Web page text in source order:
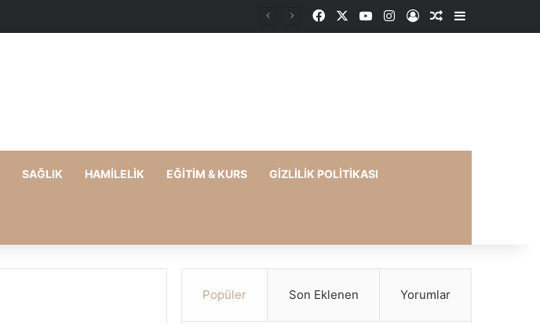
FacebookYouTubeInstagram
Kayıt OlRastgele Makale
Kenar
SAĞLIK HAMILELIK EĞITIM & KURS GIZLILIK POLITIKASI
Popüler Son Eklenen Yorumlar